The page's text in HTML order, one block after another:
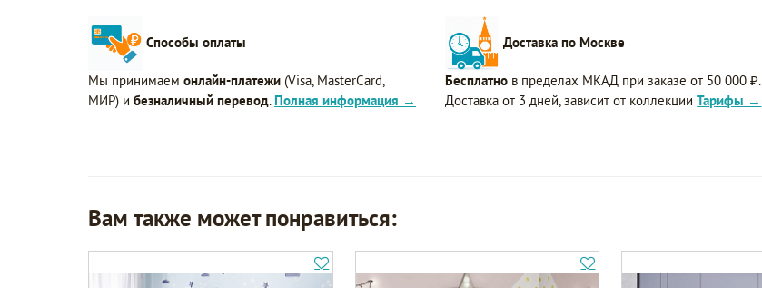
Способы оплаты
Мы принимаем онлайн-платежи (Visa, MasterCard,
МИР) и безналичный перевод. Полная информация →
Доставка по Москве
Бесплатно в пределах МКАД при заказе от 50 000 ₽.
Доставка от 3 дней, зависит от коллекцииТарифы →
Вам также может понравиться: